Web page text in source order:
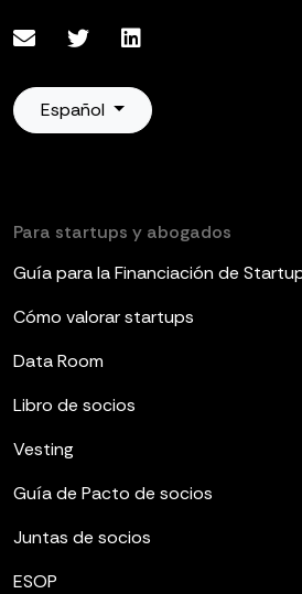
Español
Para startups y abogados
Guía para la Financiación de
Cómo valorar startups
Data Room
Libro de socios
Vesting
Guía de Pacto de socios
Juntas de socios
ESOP